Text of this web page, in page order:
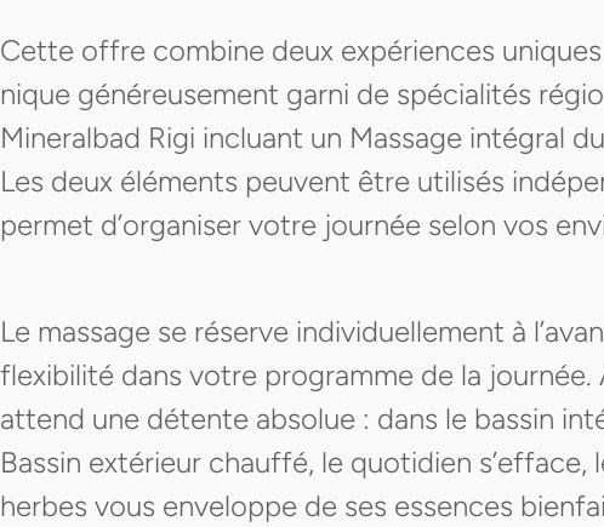
Cette offre combine deux expériences
nique généreusement garni de spécialités
Mineralbad Rigi incluant un Massage intégral
Les deux éléments peuvent être utilisés
permet d’organiser votre journée selon vos
Le massage se réserve individuellement à
flexibilité dans votre programme de la journée.
attend une détente absolue : dans le bassin
Bassin extérieur chauffé, le quotidien s’efface,
herbes vous enveloppe de ses essences